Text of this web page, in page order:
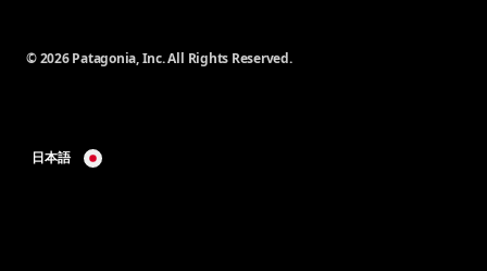
© 2026 Patagonia, Inc. All Rights Reserved.
日本語